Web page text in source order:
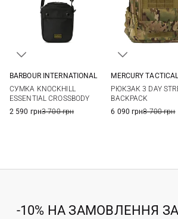
BARBOUR INTERNATIONAL
СУМКА KNOCKHILL
ESSENTIAL CROSSBODY
2 590 грн3 700 грн
MERCURY
РЮКЗАК 3 DAY
BACKPACK
6 090 грн8 700 грн
-10% НА ЗАМОВЛЕННЯ